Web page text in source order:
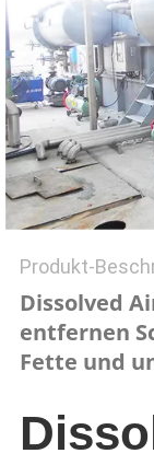
SITEMAP
PRIVACY
POLICY
Produkt-
Dissolved
entfernen
Fette und